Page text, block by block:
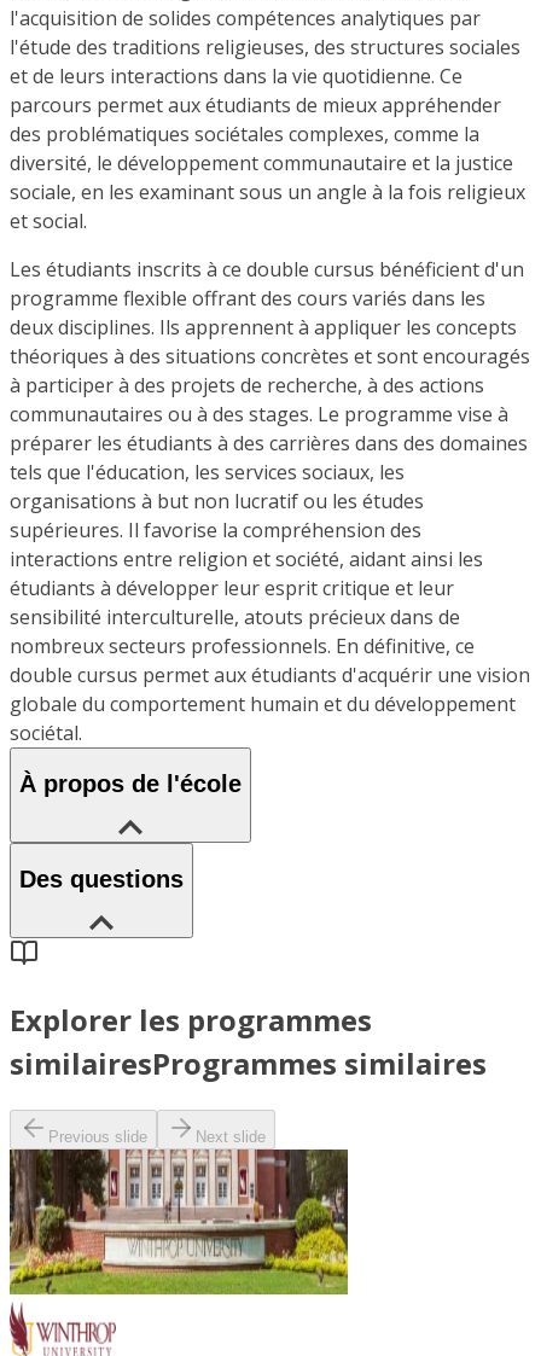
l'acquisition de solides compétences analytiques par
l'étude des traditions religieuses, des structures sociales
et de leurs interactions dans la vie quotidienne. Ce
parcours permet aux étudiants de mieux appréhender
des problématiques sociétales complexes, comme la
diversité, le développement communautaire et la justice
sociale, en les examinant sous un angle à la fois religieux
et social.
Les étudiants inscrits à ce double cursus bénéficient d'un
programme flexible offrant des cours variés dans les
deux disciplines. Ils apprennent à appliquer les concepts
théoriques à des situations concrètes et sont encouragés
à participer à des projets de recherche, à des actions
communautaires ou à des stages. Le programme vise à
préparer les étudiants à des carrières dans des domaines
tels que l'éducation, les services sociaux, les
organisations à but non lucratif ou les études
supérieures. Il favorise la compréhension des
interactions entre religion et société, aidant ainsi les
étudiants à développer leur esprit critique et leur
sensibilité interculturelle, atouts précieux dans de
nombreux secteurs professionnels. En définitive, ce
double cursus permet aux étudiants d'acquérir une vision
globale du comportement humain et du développement
sociétal.
À propos de l'école
Des questions
Explorer les programmes
similairesProgrammes similaires
Previous slide Next slide